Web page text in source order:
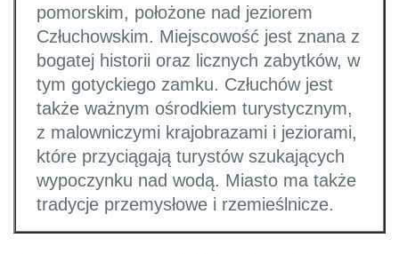
pomorskim, położone nad jeziorem
Człuchowskim. Miejscowość jest znana z
bogatej historii oraz licznych zabytków, w
tym gotyckiego zamku. Człuchów jest
także ważnym ośrodkiem turystycznym,
z malowniczymi krajobrazami i jeziorami,
które przyciągają turystów szukających
wypoczynku nad wodą. Miasto ma także
tradycje przemysłowe i rzemieślnicze.